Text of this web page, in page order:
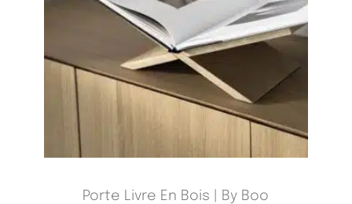
Porte Livre En Bois | By Boo